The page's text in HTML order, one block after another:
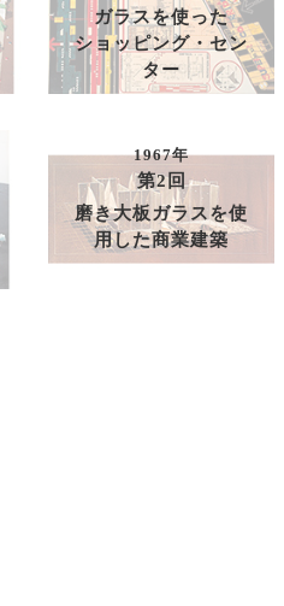
ガラスを使った
ショッピング・セン
ター
1967年
第2回
磨き大板ガラスを使
用した商業建築